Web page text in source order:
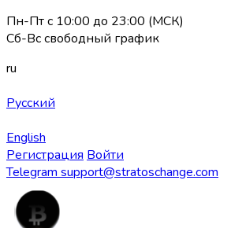
Пн-Пт с 10:00 до 23:00 (МСК)
Сб-Вс свободный график
ru
Русский
English
Регистрация Войти
Telegram support@stratoschange.com